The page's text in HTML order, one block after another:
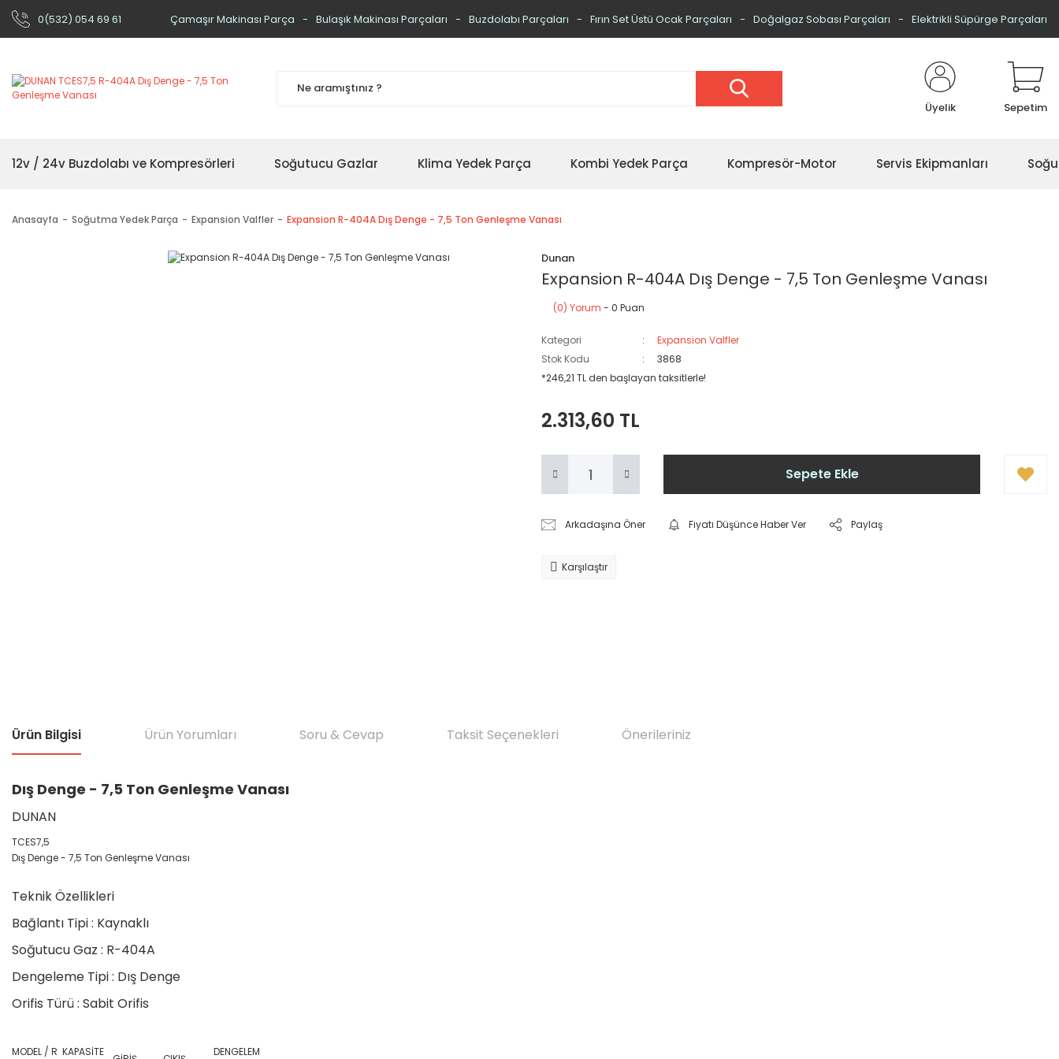
0(532) 054 69 61 Çamaşır Makinası Parça Bulaşık Makinası Parçaları Buzdolabı Parçaları Fırın Set Üstü Ocak Parçaları Doğalgaz Sobası Parçaları Elektrikli Süpürge Parçaları
Üyelik Sepetim
12v / 24v Buzdolabı ve Kompresörleri Soğutucu Gazlar Klima Yedek Parça Kombi Yedek Parça Kompresör-Motor Servis Ekipmanları
Anasayfa Soğutma Yedek Parça Expansion Valfler Expansion R-404A Dış Denge - 7,5 Ton Genleşme Vanası
Dunan
Expansion R-404A Dış Denge - 7,5 Ton Genleşme Vanası
(0) Yorum - 0 Puan
Kategori
Expansion Valfler
Stok Kodu
3868
*246,21 TL den başlayan taksitlerle!
2.313,60 TL
Sepete Ekle
Arkadaşına Öner Fiyatı Düşünce Haber Ver Paylaş
Karşılaştır
Ürün Bilgisi Ürün Yorumları Soru & Cevap Taksit Seçenekleri Önerileriniz
Dış Denge - 7,5 Ton Genleşme Vanası
DUNAN
TCES7,5
Dış Denge - 7,5 Ton Genleşme Vanası
Teknik Özellikleri
Bağlantı Tipi : Kaynaklı
Soğutucu Gaz : R-404A
Dengeleme Tipi : Dış Denge
Orifis Türü : Sabit Orifis
MODEL / R KAPASİTE
DENGELEM